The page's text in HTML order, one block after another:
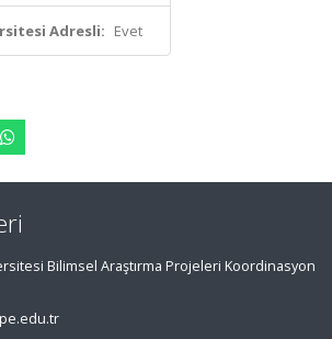
Adresli: Evet
Bilimsel Araştırma Projeleri Koordinasyon